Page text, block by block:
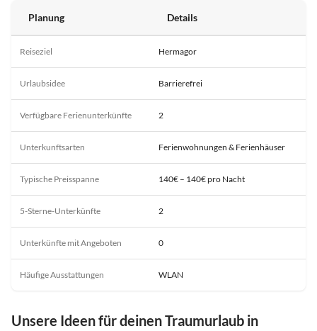
Planung Details
Reiseziel Hermagor
Urlaubsidee Barrierefrei
Verfügbare Ferienunterkünfte 2
Unterkunftsarten Ferienwohnungen & Ferienhäuser
Typische Preisspanne 140€ – 140€ pro Nacht
5-Sterne-Unterkünfte 2
Unterkünfte mit Angeboten 0
Häufige Ausstattungen WLAN
Unsere Ideen für deinen Traumurlaub in